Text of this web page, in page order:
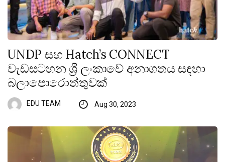
UNDP සහ Hatch’s CONNECT
වැඩසටහන ශ්‍රී ලංකාවේ අනාගතය සඳහා
බලාපොරොත්තුවක්
EDU TEAM Aug 30, 2023